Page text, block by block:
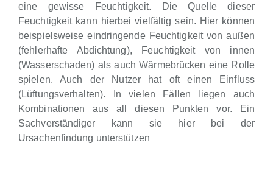
eine gewisse Feuchtigkeit. Die Quelle dieser
Feuchtigkeit kann hierbei vielfältig sein. Hier können
beispielsweise eindringende Feuchtigkeit von außen
(fehlerhafte Abdichtung), Feuchtigkeit von innen
(Wasserschaden) als auch Wärmebrücken eine Rolle
spielen. Auch der Nutzer hat oft einen Einfluss
(Lüftungsverhalten). In vielen Fällen liegen auch
Kombinationen aus all diesen Punkten vor. Ein
Sachverständiger kann sie hier bei der
Ursachenfindung unterstützen